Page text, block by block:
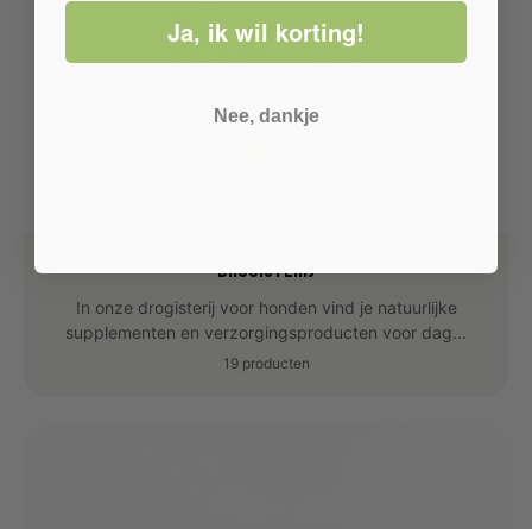
Drogisterij
In onze drogisterij voor honden vind je natuurlijke
supplementen en verzorgingsproducten voor dag...
19 producten
Ja, ik wil korting!
Nee, dankje